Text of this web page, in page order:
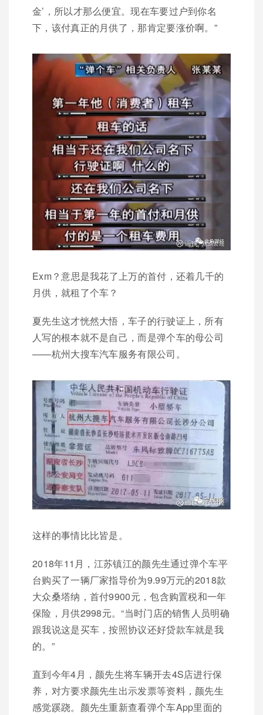
金’，所以才那么便宜。现在车要过户到你名
下，该付真正的月供了，那肯定要涨价啊。”
Exm？意思是我花了上万的首付，还着几千的
月供，就租了个车？
夏先生这才恍然大悟，车子的行驶证上，所有
人写的根本就不是自己，而是弹个车的母公司
——杭州大搜车汽车服务有限公司。
这样的事情比比皆是。
2018年11月，江苏镇江的颜先生通过弹个车平
台购买了一辆厂家指导价为9.99万元的2018款
大众桑塔纳，首付9900元，包含购置税和一年
保险，月供2998元。“当时门店的销售人员明确
跟我说这是买车，按照协议还好贷款车就是我
的。”
直到今年4月，颜先生将车辆开去4S店进行保
养，对方要求颜先生出示发票等资料，颜先生
感觉蹊跷。颜先生重新查看弹个车App里面的